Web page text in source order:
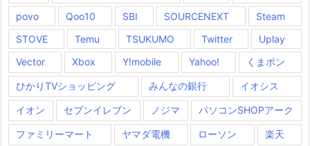
povo Qoo10 SBI SOURCENEXT
Steam
STOVE
Temu TSUKUMO Twitter
Uplay
Vector
Xbox Y!mobile Yahoo! くまポン
ひかりTVショッピング みんなの銀行 イオシス
イオン セブンイレブン ノジマ パソコンSHOPアーク
ファミリーマート ヤマダ電機 ローソン 楽天